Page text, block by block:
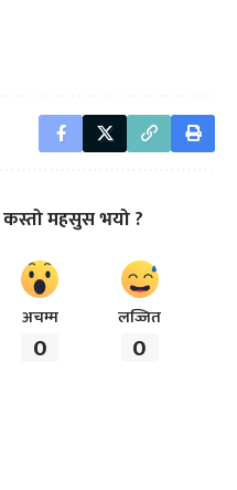
महसुस भयो ?
अचम्म
0
लज्जित
0